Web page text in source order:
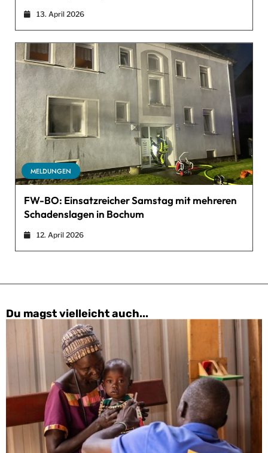
13. April 2026
MELDUNGEN
FW-BO: Einsatzreicher Samstag mit mehreren
Schadenslagen in Bochum
12. April 2026
Du magst vielleicht auch...